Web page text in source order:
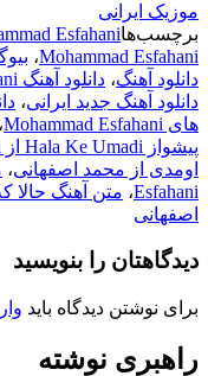
موزیک ایرانی
برچسب‌هاEsfahani
Mohammad Esfahani،
دانلود آهنگ، دانلود آهنگ Mohammad Esfahani
دانلود آهنگ جدید ایرانی،
های Mohammad Esfahani
،
پیشواز Hala Ke Umadi از Mohammad Esfahani
اومدی از محمد اصفهانی،
Esfahani، متن آهنگ حالا
اصفهانی
دیدگاهتان را بنویسید
برای نوشتن دیدگاه باید
راهبری نوشته